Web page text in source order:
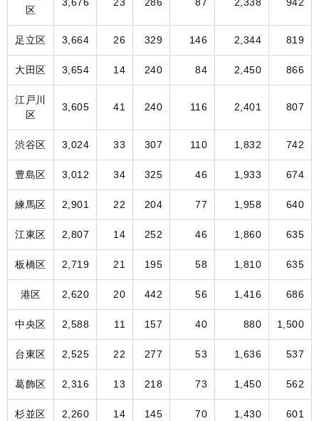
区
3,676 23 286 87 2,338 942
足立区 3,664 26 329 146 2,344 819
大田区 3,654 14 240 84 2,450 866
江戸川
区
3,605 41 240 116 2,401 807
渋谷区 3,024 33 307 110 1,832 742
豊島区 3,012 34 325 46 1,933 674
練馬区 2,901 22 204 77 1,958 640
江東区 2,807 14 252 46 1,860 635
板橋区 2,719 21 195 58 1,810 635
港区 2,620 20 442 56 1,416 686
中央区 2,588 11 157 40 880 1,500
台東区 2,525 22 277 53 1,636 537
葛飾区 2,316 13 218 73 1,450 562
杉並区 2,260 14 145 70 1,430 601